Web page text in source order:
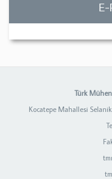
Türk
Kocatepe Mahallesi